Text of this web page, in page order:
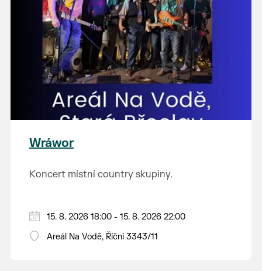
Wráwor
Koncert místní country skupiny.
15. 8. 2026 18:00 - 15. 8. 2026 22:00
Areál Na Vodě, Říční 3343/11